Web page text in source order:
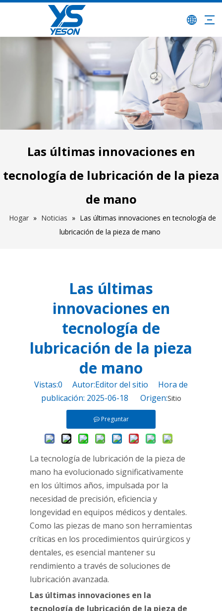
Las últimas innovaciones en
tecnología de lubricación de la pieza
de mano
Hogar » Noticias » Las últimas innovaciones en tecnología de
lubricación de la pieza de mano
Las últimas
innovaciones en
tecnología de
lubricación de la pieza
de mano
Vistas:0 Autor:Editor del sitio Hora de
publicación: 2025-06-18 Origen:Sitio
Preguntar
La tecnología de lubricación de la pieza de
mano ha evolucionado significativamente
en los últimos años, impulsada por la
necesidad de precisión, eficiencia y
longevidad en equipos médicos y dentales.
Como las piezas de mano son herramientas
críticas en los procedimientos quirúrgicos y
dentales, es esencial mantener su
rendimiento a través de soluciones de
lubricación avanzada.
Las últimas innovaciones en la
tecnología de lubricación de la pieza de